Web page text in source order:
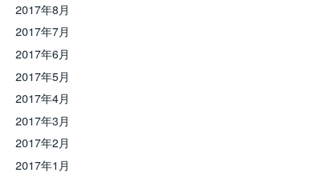
2017年8月
2017年7月
2017年6月
2017年5月
2017年4月
2017年3月
2017年2月
2017年1月